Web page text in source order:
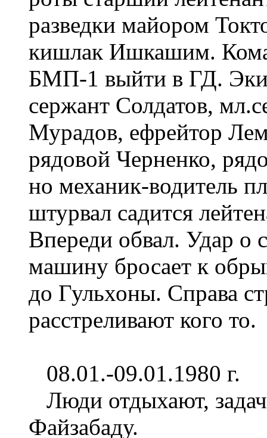
разведки майором
кишлак Ишкашим.
БМП-1 выйти в ГД.
сержант Солдатов,
Мурадов, ефрейтор
рядовой Черненко,
но механик-водитель
штурвал садится
Впереди обвал. Удар о
машину бросает к
до Гульхоны. Справа
расстреливают кого то.
08.01.-09.01.1980 г.
Люди отдыхают,
Файзабаду.